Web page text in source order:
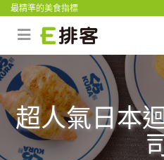
最精準的美食指標
超人氣日本